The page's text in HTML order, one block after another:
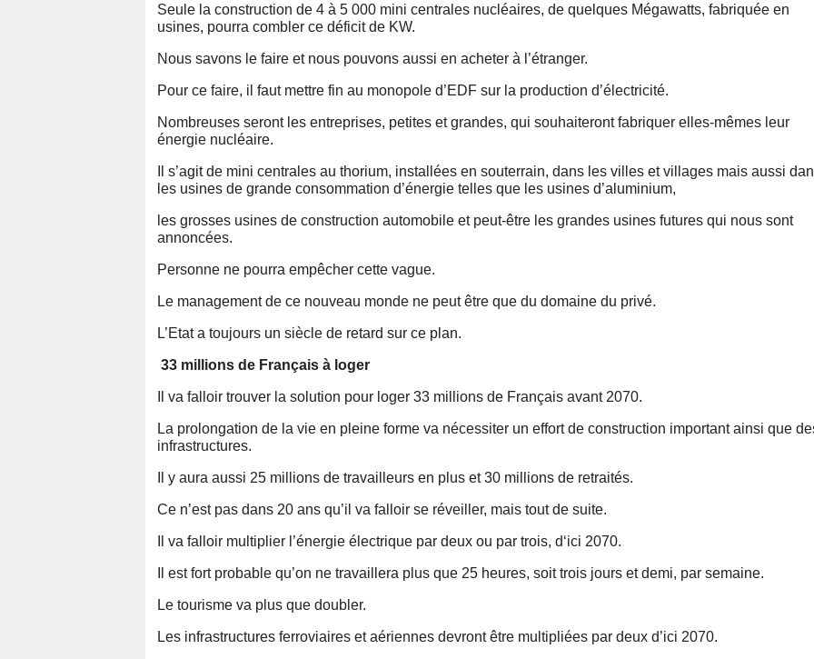
Seule la construction de 4 à 5 000 mini centrales nucléaires, de quelques Mégawatts, fabriquée en
usines, pourra combler ce déficit de KW.
Nous savons le faire et nous pouvons aussi en acheter à l’étranger.
Pour ce faire, il faut mettre fin au monopole d’EDF sur la production d’électricité.
Nombreuses seront les entreprises, petites et grandes, qui souhaiteront fabriquer elles-mêmes leur
énergie nucléaire.
Il s’agit de mini centrales au thorium, installées en souterrain, dans les villes et villages mais aussi
les usines de grande consommation d’énergie telles que les usines d’aluminium,
les grosses usines de construction automobile et peut-être les grandes usines futures qui nous sont
annoncées.
Personne ne pourra empêcher cette vague.
Le management de ce nouveau monde ne peut être que du domaine du privé.
L’Etat a toujours un siècle de retard sur ce plan.
33 millions de Français à loger
Il va falloir trouver la solution pour loger 33 millions de Français avant 2070.
La prolongation de la vie en pleine forme va nécessiter un effort de construction important ainsi que
infrastructures.
Il y aura aussi 25 millions de travailleurs en plus et 30 millions de retraités.
Ce n’est pas dans 20 ans qu’il va falloir se réveiller, mais tout de suite.
Il va falloir multiplier l’énergie électrique par deux ou par trois, d‘ici 2070.
Il est fort probable qu’on ne travaillera plus que 25 heures, soit trois jours et demi, par semaine.
Le tourisme va plus que doubler.
Les infrastructures ferroviaires et aériennes devront être multipliées par deux d’ici 2070.